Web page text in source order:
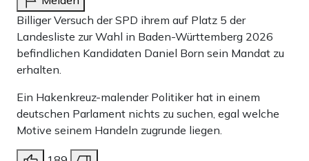
Billiger Versuch der SPD ihrem auf Platz 5 der
Landesliste zur Wahl in Baden-Württemberg 2026
befindlichen Kandidaten Daniel Born sein Mandat zu
erhalten.
Ein Hakenkreuz-malender Politiker hat in einem
deutschen Parlament nichts zu suchen, egal welche
Motive seinem Handeln zugrunde liegen.